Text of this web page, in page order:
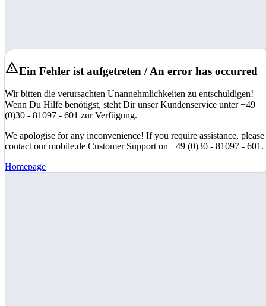
Ein Fehler ist aufgetreten / An error has occurred
Wir bitten die verursachten Unannehmlichkeiten zu entschuldigen!
Wenn Du Hilfe benötigst, steht Dir unser Kundenservice unter +49
(0)30 - 81097 - 601 zur Verfügung.
We apologise for any inconvenience! If you require assistance, please
contact our mobile.de Customer Support on +49 (0)30 - 81097 - 601.
Homepage